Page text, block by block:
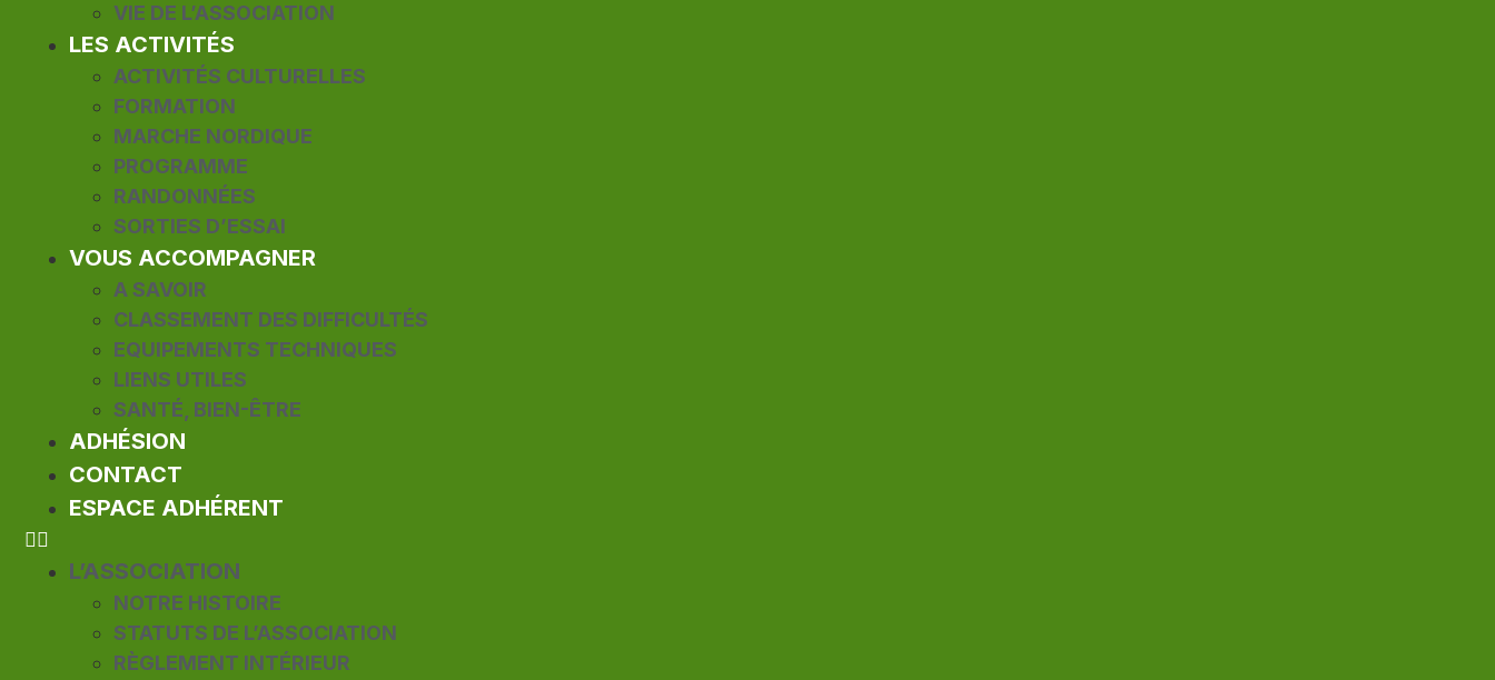
VIE DE L’ASSOCIATION
LES ACTIVITÉS
ACTIVITÉS CULTURELLES
FORMATION
MARCHE NORDIQUE
PROGRAMME
RANDONNÉES
SORTIES D’ESSAI
VOUS ACCOMPAGNER
A SAVOIR
CLASSEMENT DES DIFFICULTÉS
EQUIPEMENTS TECHNIQUES
LIENS UTILES
SANTÉ, BIEN-ÊTRE
ADHÉSION
CONTACT
ESPACE ADHÉRENT
L’ASSOCIATION
NOTRE HISTOIRE
STATUTS DE L’ASSOCIATION
RÈGLEMENT INTÉRIEUR